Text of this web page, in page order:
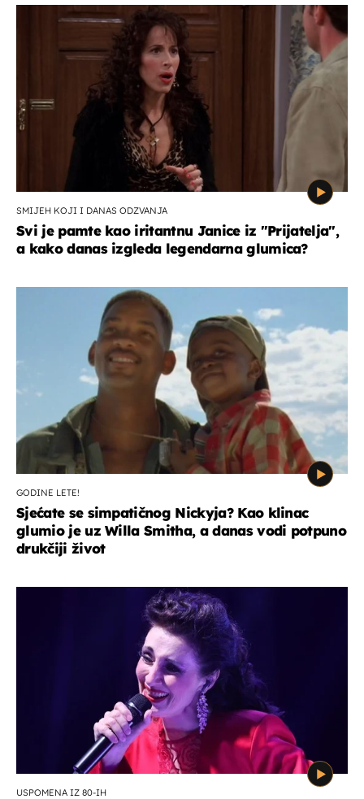
SMIJEH KOJI I DANAS ODZVANJA
Svi je pamte kao iritantnu Janice iz "Prijatelja",
a kako danas izgleda legendarna glumica?
GODINE LETE!
Sjećate se simpatičnog Nickyja? Kao klinac
glumio je uz Willa Smitha, a danas vodi potpuno
drukčiji život
USPOMENA IZ 80-IH